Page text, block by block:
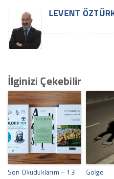
LEVENT
İlginizi Çekebilir
Son Okuduklarım – 13 Gölge